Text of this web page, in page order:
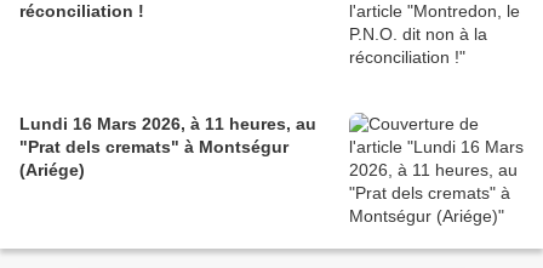
réconciliation !
Lundi 16 Mars 2026, à 11 heures, au
"Prat dels cremats" à Montségur
(Ariége)